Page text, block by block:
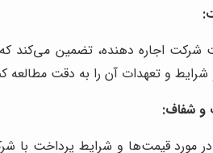
شرکت اجاره دهنده، تضمین می‌کند
و تعهدات آن را به دقت مطالعه
و شفاف:
در مورد قیمت‌ها و شرایط پرداخت